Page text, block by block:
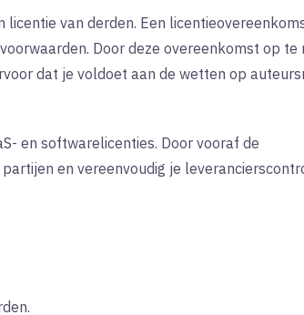
van derden. Een
Door deze overeenkomst op te
dat je voldoet aan de wetten op
en softwarelicenties. Door vooraf de
en vereenvoudig je